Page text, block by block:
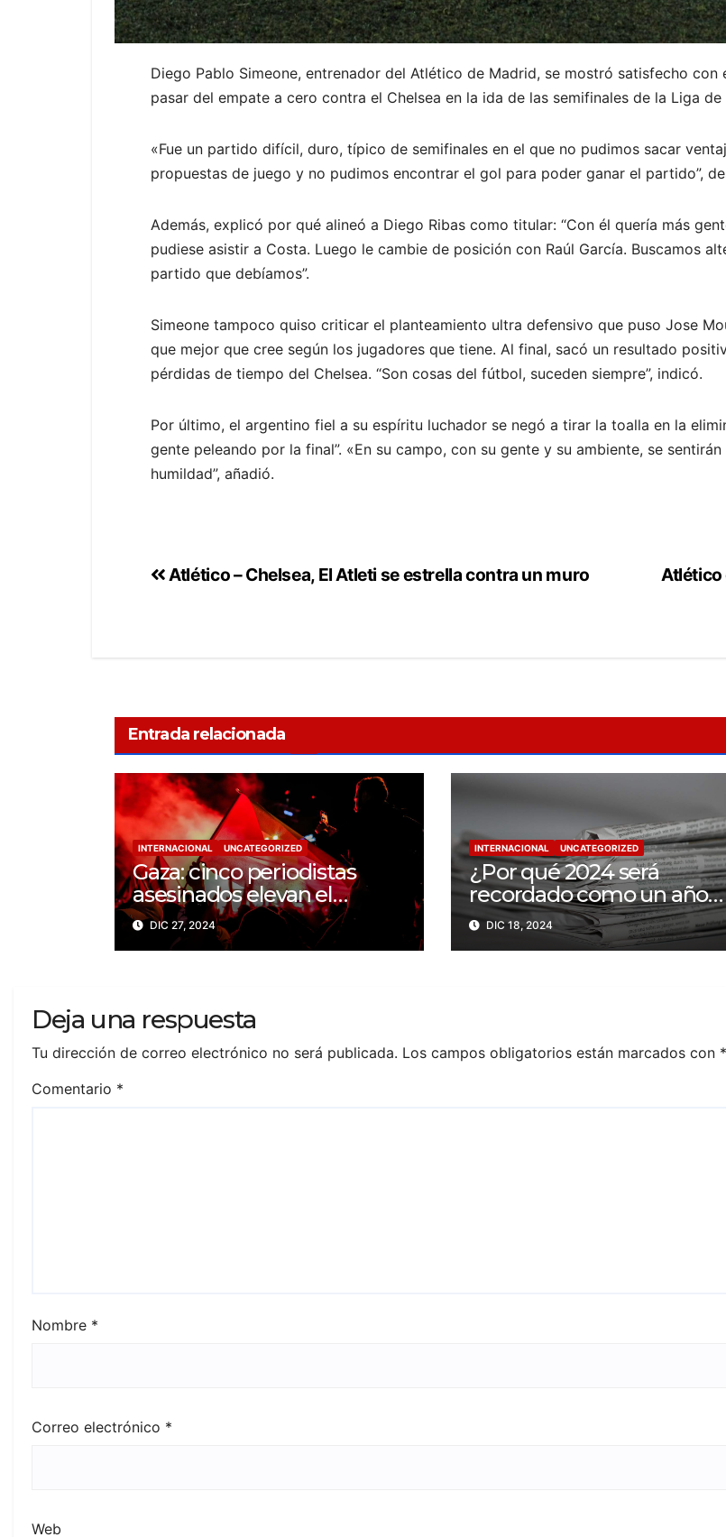
Diego Pablo Simeone, entrenador del Atlético de Madrid, se mostró satisfecho
pasar del empate a cero contra el Chelsea en la ida de las semifinales de la Liga de
«Fue un partido difícil, duro, típico de semifinales en el que no pudimos sacar
propuestas de juego y no pudimos encontrar el gol para poder ganar el partido”,
Además, explicó por qué alineó a Diego Ribas como titular: “Con él quería más
pudiese asistir a Costa. Luego le cambie de posición con Raúl García. Buscamos
partido que debíamos”.
Simeone tampoco quiso criticar el planteamiento ultra defensivo que puso Jose
que mejor que cree según los jugadores que tiene. Al final, sacó un resultado
pérdidas de tiempo del Chelsea. “Son cosas del fútbol, suceden siempre”, indicó.
Por último, el argentino fiel a su espíritu luchador se negó a tirar la toalla en la
gente peleando por la final”. «En su campo, con su gente y su ambiente, se
humildad”, añadió.
Atlético
Atlético – Chelsea, El Atleti se estrella contra un muro
Entrada relacionada
INTERNACIONAL UNCATEGORIZED
Gaza: cinco periodistas
asesinados elevan el
balance a 200 trabajadores
de la prensa muertos en
DIC 27, 2024
INTERNACIONAL UNCATEGORIZED
¿Por qué 2024 será
recordado como un año
trágico para la libertad de
prensa? Un tercio de los
DIC 18, 2024
Deja una respuesta
Tu dirección de correo electrónico no será publicada. Los campos obligatorios están marcados con *
Comentario *
Nombre *
Correo electrónico *
Web